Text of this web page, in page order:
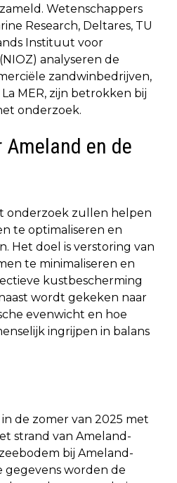
Wetenschappers
Research, Deltares, TU
Instituut voor
analyseren de
zandwinbedrijven,
MER, zijn betrokken bij
onderzoek.
Ameland en de
onderzoek zullen helpen
te optimaliseren en
Het doel is verstoring van
te minimaliseren en
kustbescherming
wordt gekeken naar
evenwicht en hoe
ingrijpen in balans
de zomer van 2025 met
strand van Ameland-
bij Ameland-
gegevens worden de